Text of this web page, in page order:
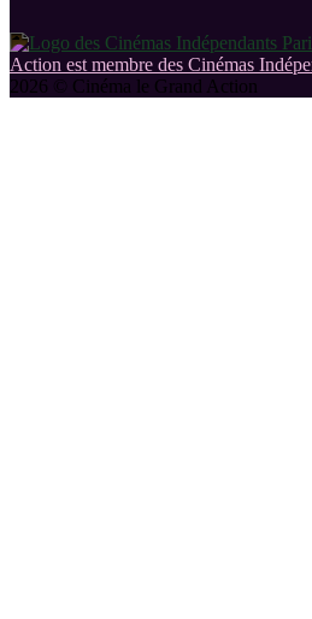
Action est membre des Cinémas
2026 © Cinéma le Grand Action